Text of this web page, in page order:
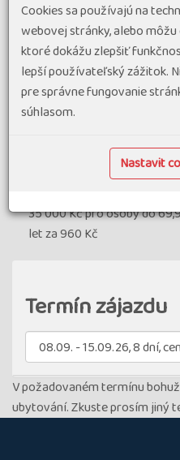
Cena nezahŕňa
ostatní strava
fakultativní programy
lanovky, sjezd saněmi,
EUR)
1lůžkový pokoj 6 400 Kč
sleva za ubytování bez
35 000 Kč pro osoby do
let za 960 Kč
Termín zájazdu
V požadovaném termínu
ubytování. Zkuste prosím jiný
Cookies sa používajú na
webovej stránky, alebo
ktoré dokážu zlepšiť
lepší používateľský zážitok.
pre správne fungovanie
súhlasom.
Nastavit